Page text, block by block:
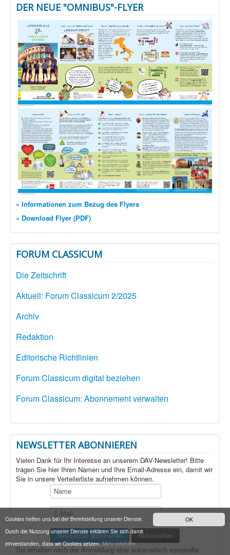
OK
Cookies helfen uns bei der Bereitstellung unserer Dienste.
Durch die Nutzung unserer Dienste erklären Sie sich damit
einverstanden, dass wir Cookies setzen.Mehr erfahren...
DER NEUE "OMNIBUS"-FLYER
» Informationen zum Bezug des Flyers
» Download Flyer (PDF)
FORUM CLASSICUM
Die Zeitschrift
Aktuell: Forum Classicum 2/2025
Archiv
Redaktion
Editorische Richtlinien
Forum Classicum digital beziehen
Forum Classicum: Abonnement verwalten
NEWSLETTER ABONNIEREN
Vielen Dank für Ihr Interesse an unserem DAV-Newsletter! Bitte
tragen Sie hier Ihren Namen und Ihre Email-Adresse ein, damit wir
Sie in unsere Verteilerliste aufnehmen können.
Sie erhalten nach der Anmeldung eine automatisch versandte